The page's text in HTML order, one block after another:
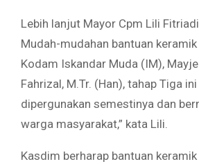
Lebih lanjut Mayor Cpm Lili
Mudah-mudahan bantuan
Kodam Iskandar Muda (IM),
Fahrizal, M.Tr. (Han), tahap Tiga
dipergunakan semestinya dan
warga masyarakat,” kata Lili.
Kasdim berharap bantuan